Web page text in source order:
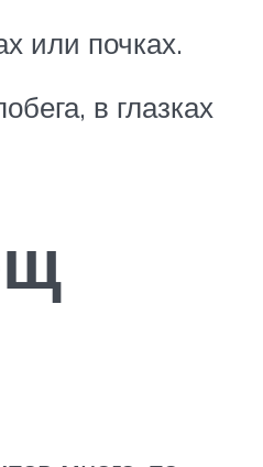
или почках.
в глазках